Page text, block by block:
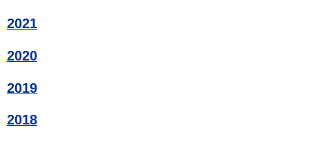
2021
2020
2019
2018